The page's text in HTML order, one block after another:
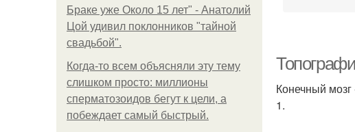
Браке уже Около 15 лет" - Анатолий
Цой удивил поклонников "тайной
свадьбой".
Когда-то всем объясняли эту тему
слишком просто: миллионы
сперматозоидов бегут к цели, а
побеждает самый быстрый.
Конечный мозг
1.